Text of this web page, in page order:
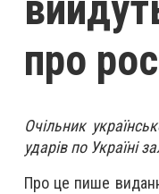
про
Очільник
ударів по Україні
Про це пише